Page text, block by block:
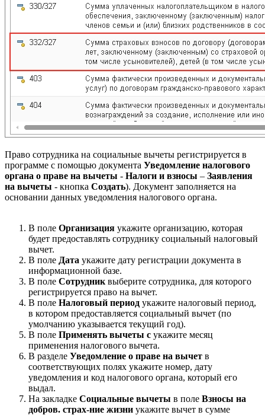
Право сотрудника на социальные вычеты регистрируется в
программе с помощью документа Уведомление налогового
органа о праве на вычеты - Налоги и взносы – Заявления
на вычеты - кнопка Создать). Документ заполняется на
основании данных уведомления налогового органа.
В поле Организация укажите организацию, которая
будет предоставлять сотруднику социальный налоговый
вычет.
В поле Дата укажите дату регистрации документа в
информационной базе.
В поле Сотрудник выберите сотрудника, для которого
регистрируется право на вычет.
В поле Налоговый период укажите налоговый период,
в котором предоставляется социальный вычет (по
умолчанию указывается текущий год).
В поле Применять вычеты с укажите месяц
применения налогового вычета.
В разделе Уведомление о праве на вычет в
соответствующих полях укажите номер, дату
уведомления и код налогового органа, который его
выдал.
На закладке Социальные вычеты в поле Взносы на
добров. страх-ние жизни укажите вычет в сумме